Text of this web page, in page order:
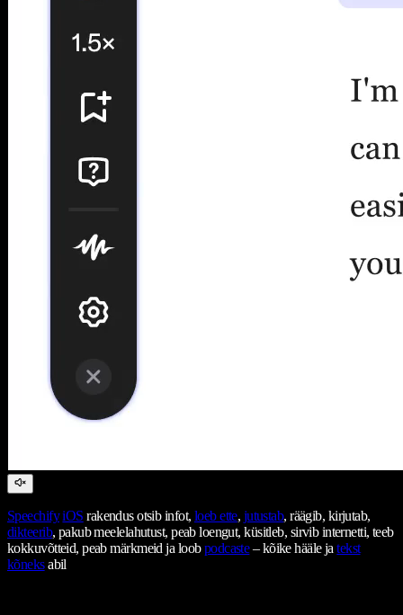
Speechify iOS rakendus otsib infot, loeb ette, jutustab, räägib, kirjutab,
dikteerib, pakub meelelahutust, peab loengut, küsitleb, sirvib internetti, teeb
kokkuvõtteid, peab märkmeid ja loobpodcaste– kõike hääle jatekst
kõneksabil